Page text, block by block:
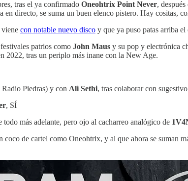
tras el ya confirmado Oneohtrix Point Never,
en directo, se suma un buen elenco pistero. Hay cositas,
viene con notable nuevo disco y que ya puso patas arriba
patrios como John Maus y su pop y electrónica
2022, tras un periplo más inane con la New Age.
Piedras) y con Ali Sethi, tras colaborar con
, SÍ
más adelante, pero ojo al cacharreo analógico de
de cartel como Oneohtrix, y al que ahora se suman